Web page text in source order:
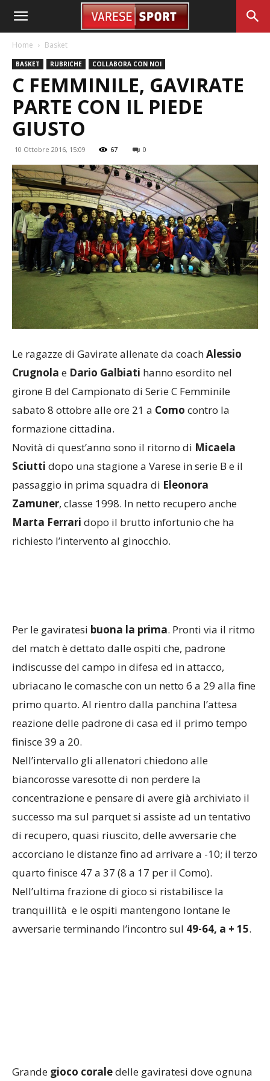
Home Basket
BASKET RUBRICHE COLLABORA CON NOI
C FEMMINILE, GAVIRATE
PARTE CON IL PIEDE
GIUSTO
10 Ottobre 2016, 15:09 67 0
Le ragazze di Gavirate allenate da coachAlessio
Crugnola e Dario Galbiati hanno esordito nel
girone B del Campionato di Serie C Femminile
sabato 8 ottobre alle ore 21 a Como contro la
formazione cittadina.
Novità di quest’anno sono il ritorno di Micaela
Sciutti dopo una stagione a Varese in serie B e il
passaggio in prima squadra di Eleonora
Zamuner, classe 1998. In netto recupero anche
Marta Ferrari dopo il brutto infortunio che ha
richiesto l’intervento al ginocchio.
del match è dettato dalle ospiti che, padrone
indiscusse del campo in difesa ed in attacco,
ubriacano le comasche con un netto 6 a 29 alla fine
primo quarto. Al rientro dalla panchina l’attesa
reazione delle padrone di casa ed il primo tempo
finisce 39 a 20.
Nell’intervallo gli allenatori chiedono alle
biancorosse varesotte di non perdere la
concentrazione e pensare di avere già archiviato il
successo ma sul parquet si assiste ad un tentativo
di recupero, quasi riuscito, delle avversarie che
accorciano le distanze fino ad arrivare a -10; il terzo
quarto finisce 47 a 37 (8 a 17 per il Como).
Nell’ultima frazione di gioco si ristabilisce la
tranquillità e le ospiti mantengono lontane le
avversarie terminando l’incontro sul49-64, a + 15
tabellini evidenziano in particolare la serata